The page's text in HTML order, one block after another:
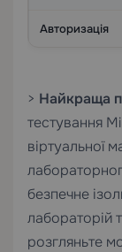
Авторизація
> Найкраща
тестування
віртуальної
безпечне
лабораторій
розгляньте